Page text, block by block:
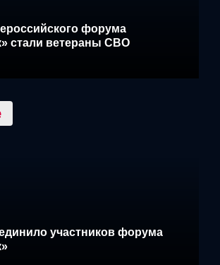
форума
стали ветераны СВО
участников форума